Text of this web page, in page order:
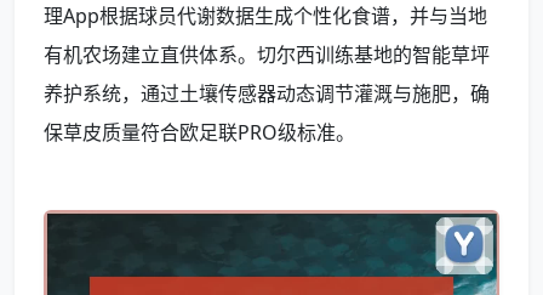
理App根据球员代谢数据生成个性化食谱，并与当地
有机农场建立直供体系。切尔西训练基地的智能草坪
养护系统，通过土壤传感器动态调节灌溉与施肥，确
保草皮质量符合欧足联PRO级标准。